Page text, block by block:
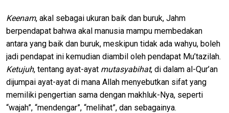
Keenam, akal sebagai ukuran baik dan buruk, Jahm
berpendapat bahwa akal manusia mampu membedakan
antara yang baik dan buruk, meskipun tidak ada wahyu, boleh
jadi pendapat ini kemudian diambil oleh pendapat Mu’tazilah.
Ketujuh, tentang ayat-ayat mutasyabihat, di dalam al-Qur’an
dijumpai ayat-ayat di mana Allah menyebutkan sifat yang
memiliki pengertian sama dengan makhluk-Nya, seperti
“wajah”, “mendengar”, “melihat”, dan sebagainya.